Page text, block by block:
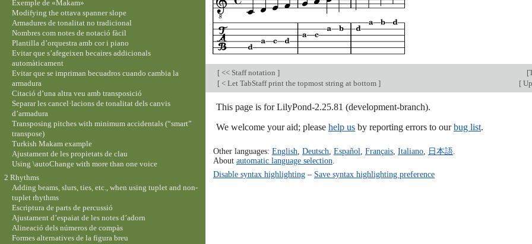
[ << Staff notation ] [
[ < Let TabStaff print the topmost string at bottom ] [
This page is for LilyPond-2.25.81 (development-branch).
We welcome your aid; please help us by reporting errors to ourbug list.
Other languages: English Deutsch Español Français, Italiano, 日本語.
About automatic language selection
Disable syntax highlighting– Save syntax highlighting preference
Exemple de «Makam»
Modifying the ottava spanner slope
Armadures de tonalitat no tradicional
Nombres com notes de notació fàcil
Plantilla d’orquestra amb cor i piano
Evitar que s’afegeixen becaires addicionals
automàticament
Evitar que se impriman becuadros cuando cambia la
armadura
Citació d’una altra veu amb transposició
Separar les cancel·lacions de tonalitat dels canvis
d’armadura
Transposing pitches with minimum accidentals (“smart”
transpose)
Turkish Makam example
Ajustament de les propietats de clau
Using \autoChange with more than one voice
2 Rhythms
Adding beams, slurs, ties, etc., when using tuplet and non-
tuplet rhythms
Escriptura de parts de percussió
Ajustament d’espaiat de les notes d’adorn
Alineació dels números de compàs
Formes alternatives de la figura breu